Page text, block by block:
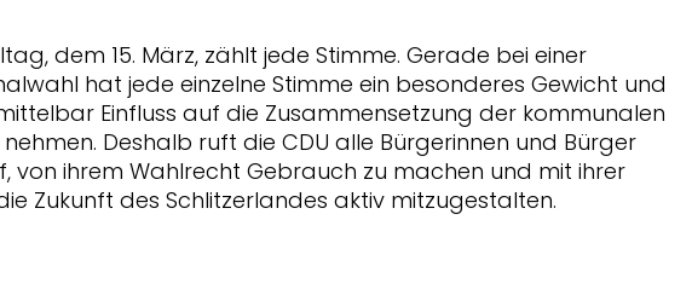
dem 15. März, zählt jede Stimme. Gerade bei einer
hat jede einzelne Stimme ein besonderes Gewicht und
Einfluss auf die Zusammensetzung der kommunalen
Deshalb ruft die CDU alle Bürgerinnen und Bürger
von ihrem Wahlrecht Gebrauch zu machen und mit ihrer
Zukunft des Schlitzerlandes aktiv mitzugestalten.